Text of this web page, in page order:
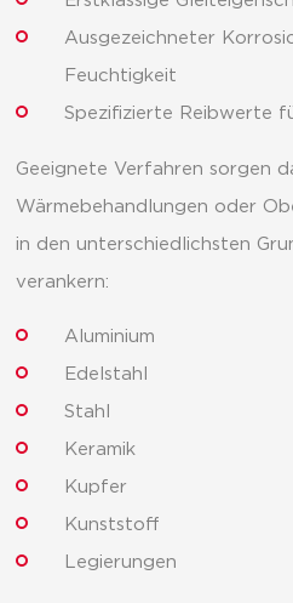
Ausgezeichneter
Feuchtigkeit
Spezifizierte Reibwerte
Geeignete Verfahren sorgen
Wärmebehandlungen oder
in den unterschiedlichsten
verankern:
Aluminium
Edelstahl
Stahl
Keramik
Kupfer
Kunststoff
Legierungen